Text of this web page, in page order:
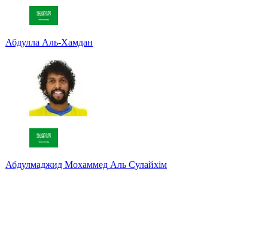
Абдулла Аль-Хамдан
Абдулмаджид Мохаммед Аль Сулайхім